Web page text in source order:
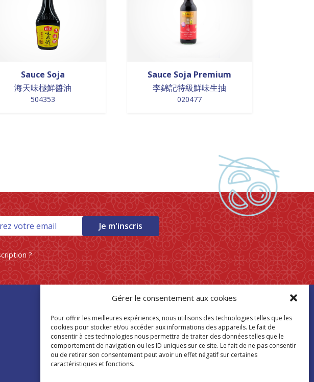
Gérer le consentement aux cookies
Pour offrir les meilleures expériences, nous utilisons des technologies telles que les
cookies pour stocker et/ou accéder aux informations des appareils. Le fait de
consentir à ces technologies nous permettra de traiter des données telles que le
comportement de navigation ou les ID uniques sur ce site. Le fait de ne pas consentir
ou de retirer son consentement peut avoir un effet négatif sur certaines
caractéristiques et fonctions.
Sauce Soja
海天味極鮮醬油
504353
Sauce Soja Premium
李錦記特級鮮味生抽
020477
Je m'inscris
?
Trouver mon
magasin Paris Store
Où nous trouver